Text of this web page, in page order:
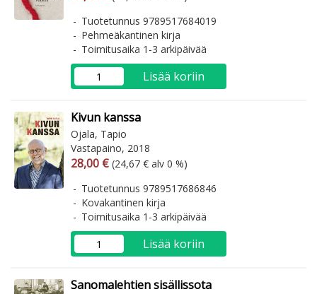
Tuotetunnus 9789517684019
Pehmeäkantinen kirja
Toimitusaika 1-3 arkipäivää
Lisää koriin
Kivun kanssa
Ojala, Tapio
Vastapaino, 2018
Arvonlisäverollinen hinta
28,00 € Arvonlisäveroton hinta
(24,67 € alv 0 %)
Tuotetunnus 9789517686846
Kovakantinen kirja
Toimitusaika 1-3 arkipäivää
Lisää koriin
Sanomalehtien sisällissota